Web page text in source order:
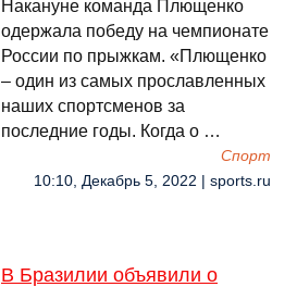
Накануне команда Плющенко
одержала победу на чемпионате
России по прыжкам. «Плющенко
– один из самых прославленных
наших спортсменов за
последние годы. Когда о …
Спорт
10:10, Декабрь 5, 2022 | sports.ru
В Бразилии объявили о